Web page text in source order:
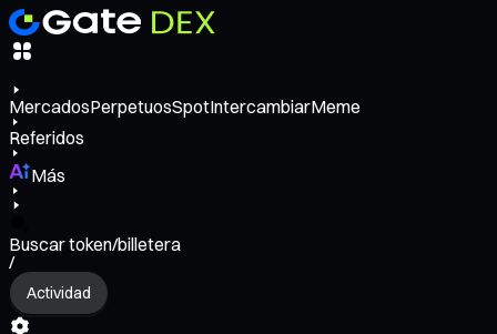
MercadosPerpetuosSpotIntercambiarMeme
Referidos
Más
Buscar token/billetera
/
Actividad